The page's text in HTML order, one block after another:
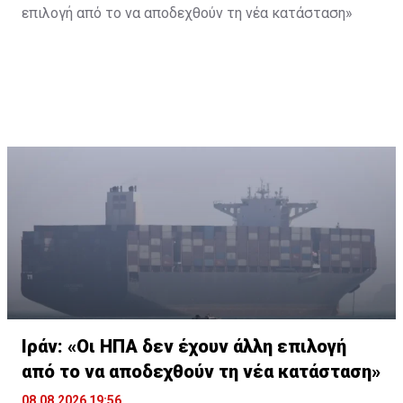
επιλογή από το να αποδεχθούν τη νέα κατάσταση»
Ιράν: «Οι ΗΠΑ δεν έχουν άλλη επιλογή
από το να αποδεχθούν τη νέα κατάσταση»